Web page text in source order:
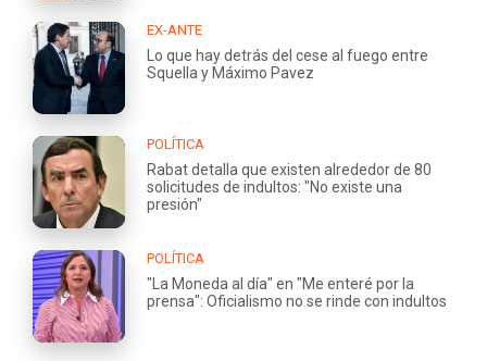
EX-ANTE
Lo que hay detrás del cese al fuego entre
Squella y Máximo Pavez
POLÍTICA
Rabat detalla que existen alrededor de 80
solicitudes de indultos: "No existe una
presión"
POLÍTICA
"La Moneda al día" en "Me enteré por la
prensa": Oficialismo no se rinde con indultos